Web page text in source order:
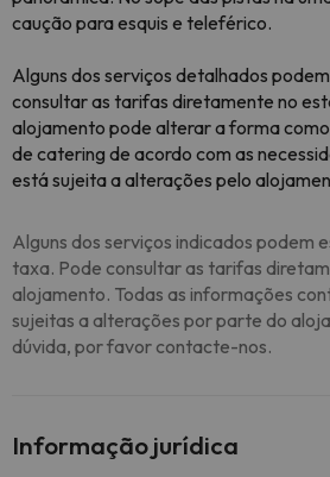
caução para esquis e teleférico.
Alguns dos serviços detalhados
consultar as tarifas diretamente no
alojamento pode alterar a forma
de catering de acordo com as
está sujeita a alterações pelo
Alguns dos serviços indicados podem
taxa. Pode consultar as tarifas
alojamento. Todas as informações
sujeitas a alterações por parte do
dúvida, por favor contacte-nos.
Informação jurídica